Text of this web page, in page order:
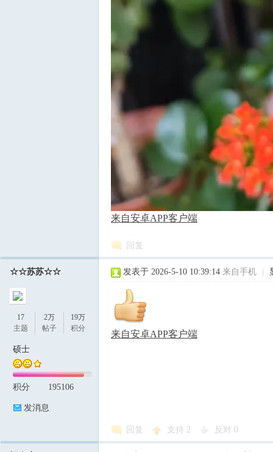
来自安卓APP客户端
回复
☆☆苏苏☆☆
17
主题
2万
帖子
19万
积分
硕士
积分 195106
发消息
发表于 2026-5-10 10:39:14 来自手机
来自安卓APP客户端
回复 支持 2 反对 0